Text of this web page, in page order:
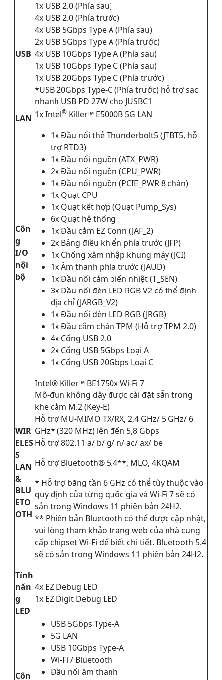
USB
1x USB 2.0 (Phía sau)
4x USB 2.0 (Phía trước)
4x USB 5Gbps Type A (Phía sau)
2x USB 5Gbps Type A (Phía trước)
4x USB 10Gbps Type A (Phía sau)
1x USB 10Gbps Type C (Phía sau)
1x USB 20Gbps Type C (Phía trước)
*USB 20Gbps Type-C (Phía trước) hỗ trợ sạc
nhanh USB PD 27W cho JUSBC1
LAN 1x Intel® Killer™ E5000B 5G LAN
Côn
g
I/O
nội
bộ
1x Đầu nối thẻ Thunderbolt5 (JTBT5, hỗ
trợ RTD3)
1x Đầu nối nguồn (ATX_PWR)
2x Đầu nối nguồn (CPU_PWR)
1x Đầu nối nguồn (PCIE_PWR 8 chân)
1x Quạt CPU
1x Quạt kết hợp (Quạt Pump_Sys)
6x Quạt hệ thống
1x Đầu cắm EZ Conn (JAF_2)
2x Bảng điều khiển phía trước (JFP)
1x Chống xâm nhập khung máy (JCI)
1x Âm thanh phía trước (JAUD)
1x Đầu nối cảm biến nhiệt (T_SEN)
3x Đầu nối đèn LED RGB V2 có thể định
địa chỉ (JARGB_V2)
1x Đầu nối đèn LED RGB (JRGB)
1x Đầu cắm chân TPM (Hỗ trợ TPM 2.0)
4x Cổng USB 2.0
2x Cổng USB 5Gbps Loại A
1x Cổng USB 20Gbps Loại C
WIR
ELES
S
LAN
&
BLU
ETO
OTH
Intel® Killer™ BE1750x Wi-Fi 7
Mô-đun không dây được cài đặt sẵn trong
khe cắm M.2 (Key-E)
Hỗ trợ MU-MIMO TX/RX, 2,4 GHz/ 5 GHz/ 6
GHz* (320 MHz) lên đến 5,8 Gbps
Hỗ trợ 802.11 a/ b/ g/ n/ ac/ ax/ be
Hỗ trợ Bluetooth® 5.4**, MLO, 4KQAM
* Hỗ trợ băng tần 6 GHz có thể tùy thuộc vào
quy định của từng quốc gia và Wi-Fi 7 sẽ có
sẵn trong Windows 11 phiên bản 24H2.
** Phiên bản Bluetooth có thể được cập nhật,
vui lòng tham khảo trang web của nhà cung
cấp chipset Wi-Fi để biết chi tiết. Bluetooth 5.4
sẽ có sẵn trong Windows 11 phiên bản 24H2.
Tính
năn
g
LED
4x EZ Debug LED
1x EZ Digit Debug LED
Côn
USB 5Gbps Type-A
5G LAN
USB 10Gbps Type-A
Wi-Fi / Bluetooth
Đầu nối âm thanh